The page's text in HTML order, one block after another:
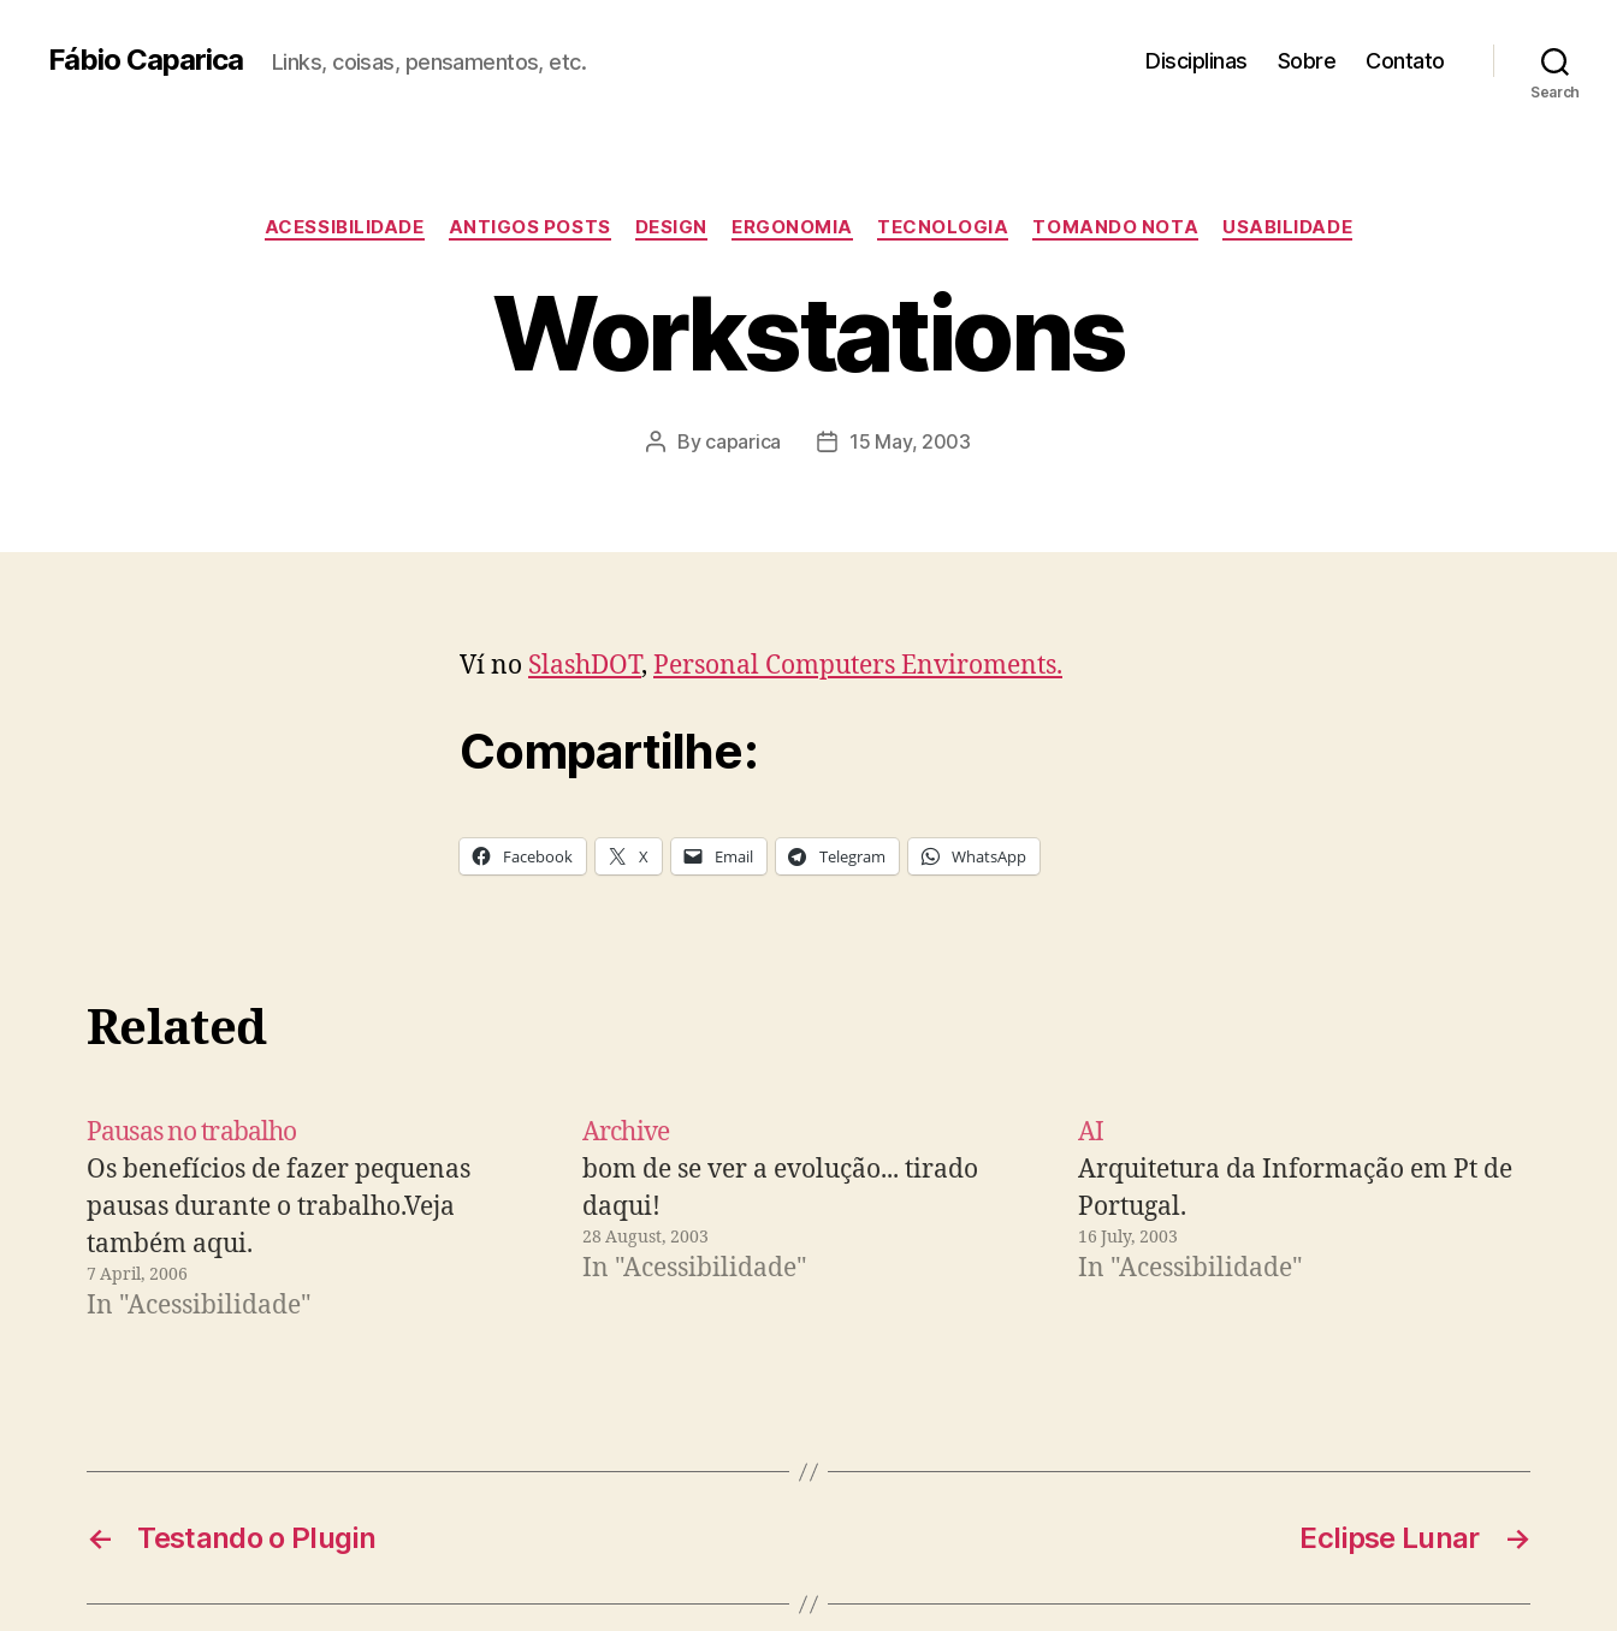
Fábio Caparica Links, coisas, pensamentos, etc. Disciplinas Sobre Contato
Search
Categories
ACESSIBILIDADE ANTIGOS POSTS DESIGN ERGONOMIA TECNOLOGIA TOMANDO NOTA USABILIDADE
Workstations
Post
By caparica
Post15 May, 2003
Ví no SlashDOT, Personal Computers Enviroments.
Compartilhe:
Facebook X Email Telegram WhatsApp
Related
Pausas no trabalho
Os benefícios de fazer pequenas
pausas durante o trabalho.Veja
também aqui.
7 April, 2006
In "Acessibilidade"
Archive
bom de se ver a evolução... tirado
daqui!
28 August, 2003
In "Acessibilidade"
AI
Arquitetura da Informação em Pt de
Portugal.
16 July, 2003
In "Acessibilidade"
← Testando o Plugin →
Eclipse Lunar